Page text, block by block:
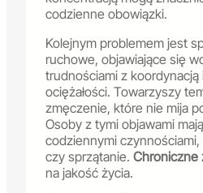
codzienne obowiązki.
Kolejnym problemem jest
ruchowe, objawiające się
trudnościami z
ociężałości. Towarzyszy
zmęczenie, które nie mija
Osoby z tymi objawami
codziennymi
czy sprzątanie. Chroniczne
na jakość życia.